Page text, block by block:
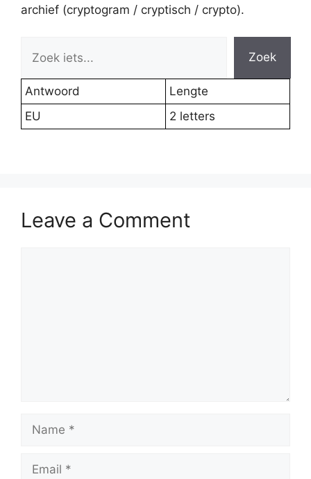
archief (cryptogram / cryptisch / crypto).
Zoek
Antwoord
Lengte
EU
2 letters
Leave a Comment